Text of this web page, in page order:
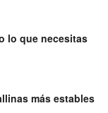
lo que necesitas
más estables